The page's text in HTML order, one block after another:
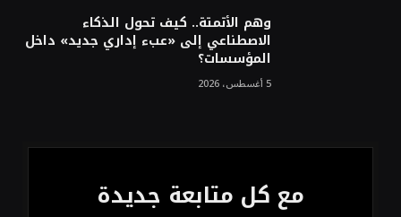
وهم الأتمتة.. كيف تحول الذكاء
الاصطناعي إلى «عبء إداري جديد» داخل
المؤسسات؟
5 أغسطس، 2026
مع كل متابعة جديدة